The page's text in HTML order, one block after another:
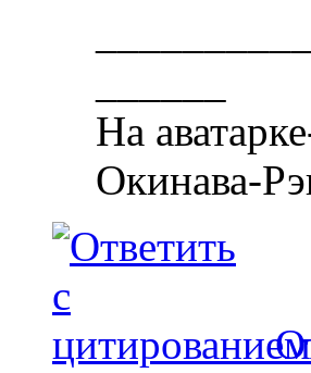
На
Окинава-